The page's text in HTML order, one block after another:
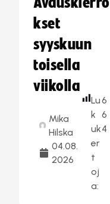
kset
syyskuun
toisella
viikolla
Mika
Hilska
04.08.
2026
Lu
k
uk
er
t
oj
a:
6
6
4